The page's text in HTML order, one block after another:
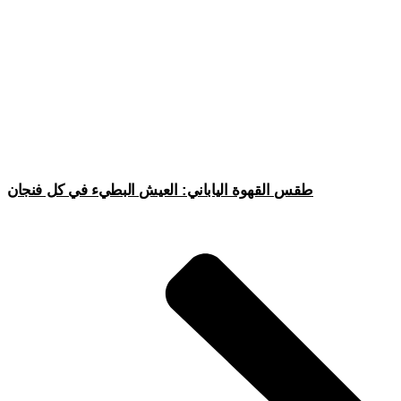
طقس القهوة الياباني: العيش البطيء في كل فنجان